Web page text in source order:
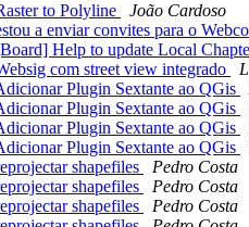
to Polyline
João Cardoso
a enviar convites para o
Help to update Local
com street view integrado
Plugin Sextante ao QGis
Plugin Sextante ao QGis
Plugin Sextante ao QGis
Plugin Sextante ao QGis
shapefiles
Pedro Costa
shapefiles
Pedro Costa
shapefiles
Pedro Costa